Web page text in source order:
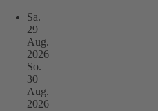
Sa.
29
Aug.
2026
So.
30
Aug.
2026